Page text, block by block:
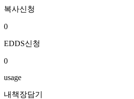
복사신청
0
EDDS신청
0
usage
내책장담기